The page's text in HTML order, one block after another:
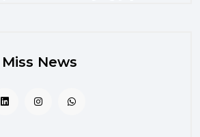
أكثر إنسانية
News